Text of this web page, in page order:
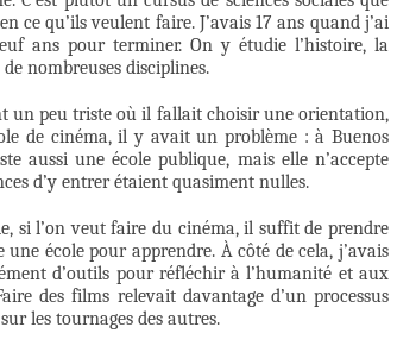
ce qu’ils veulent faire. J’avais 17 ans quand j’ai
ans pour terminer. On y étudie l’histoire, la
nombreuses disciplines.
un peu triste où il fallait choisir une orientation,
de cinéma, il y avait un problème : à Buenos
aussi une école publique, mais elle n’accepte
d’y entrer étaient quasiment nulles.
si l’on veut faire du cinéma, il suffit de prendre
école pour apprendre. À côté de cela, j’avais
d’outils pour réfléchir à l’humanité et aux
des films relevait davantage d’un processus
les tournages des autres.